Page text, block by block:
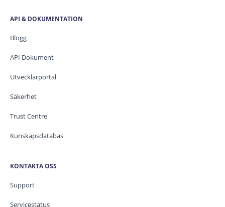
API & DOKUMENTATION
Blogg
API Dokument
Utvecklarportal
Säkerhet
Trust Centre
Kunskapsdatabas
KONTAKTA OSS
Support
Servicestatus